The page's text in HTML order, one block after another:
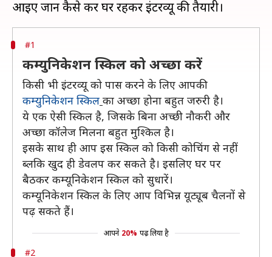
#1
कम्युनिकेशन स्किल को अच्छा करें
किसी भी इंटरव्यू को पास करने के लिए आपकी
कम्युनिकेशन स्किल का अच्छा होना बहुत जरुरी है।
ये एक ऐसी स्किल है, जिसके बिना अच्छी नौकरी और
अच्छा कॉलेज मिलना बहुत मुश्किल है।
इसके साथ ही आप इस स्किल को किसी कोचिंग से नहीं
ब्लकि खुद ही डेवलप कर सकते है। इसलिए घर पर
बैठकर कम्यूनिकेशन स्किल को सुधारें।
कम्यूनिकेशन स्किल के लिए आप विभिन्न यूट्यूब चैलनों से
पढ़ सकते हैं।
आपने 20% पढ़ लिया है
#2